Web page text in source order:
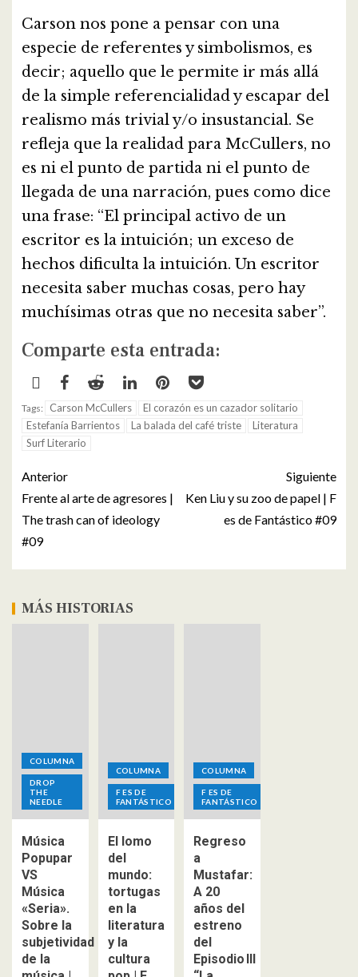
Carson nos pone a pensar con una
especie de referentes y simbolismos, es
decir; aquello que le permite ir más allá
de la simple referencialidad y escapar del
realismo más trivial y/o insustancial. Se
refleja que la realidad para McCullers, no
es ni el punto de partida ni el punto de
llegada de una narración, pues como dice
una frase: “El principal activo de un
escritor es la intuición; un exceso de
hechos dificulta la intuición. Un escritor
necesita saber muchas cosas, pero hay
muchísimas otras que no necesita saber”.
Comparte esta entrada:
Tags: Carson McCullers
El corazón es un cazador solitario
Estefanía Barrientos
La balada del café triste
Literatura
Surf Literario
Anterior
Frente al arte de agresores |
The trash can of ideology
#09
Siguiente
Ken Liu y su zoo de papel | F
es de Fantástico #09
MÁS HISTORIAS
COLUMNA
DROP
THE
NEEDLE
Música
Popupar
VS
Música
«Seria».
Sobre la
subjetividad
de la
COLUMNA
F ES DE
FANTÁSTICO
El lomo
del
mundo:
tortugas
en la
literatura
y la
cultura
COLUMNA
F ES DE
FANTÁSTICO
Regreso
a
Mustafar:
A 20
años del
estreno
del
Episodio III